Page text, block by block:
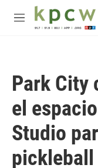
Skip to main content
M
Park City
el
Studio
pickleball